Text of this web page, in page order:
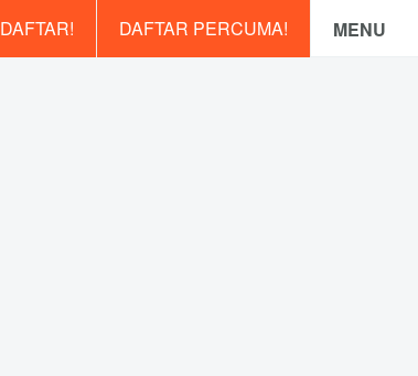
MENU
DAFTAR PERCUMA!
DAFTAR!